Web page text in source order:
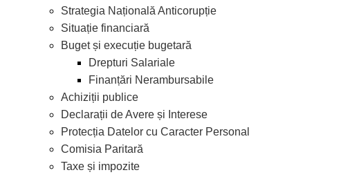
Strategia Națională Anticorupție
Situație financiară
Buget și execuție bugetară
Drepturi Salariale
Finanțări Nerambursabile
Achiziții publice
Declarații de Avere și Interese
Protecția Datelor cu Caracter Personal
Comisia Paritară
Taxe și impozite